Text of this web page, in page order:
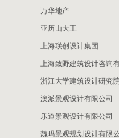
万华地产
亚历山大王
上海联创设计集团
上海致野建筑设计咨询
浙江大学建筑设计研究
澳派景观设计有限公司
乐道景观设计有限公司
魏玛景观规划设计有限